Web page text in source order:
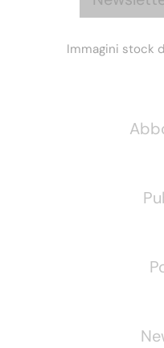
Immagini stock